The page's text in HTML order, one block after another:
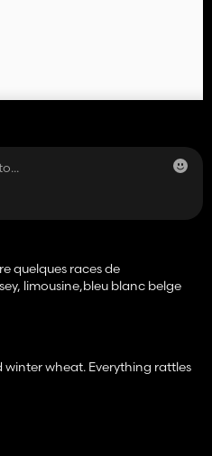
quelques races de
limousine,bleu blanc belge
wheat. Everything rattles